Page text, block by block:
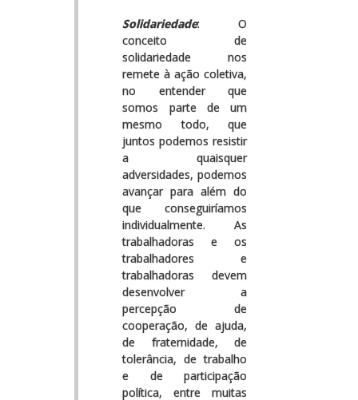
Solidariedade: O
conceito de
solidariedade nos
remete à ação coletiva,
no entender que
somos parte de um
mesmo todo, que
juntos podemos resistir
a quaisquer
adversidades, podemos
avançar para além do
que conseguiríamos
individualmente. As
trabalhadoras e os
trabalhadores e
trabalhadoras devem
desenvolver a
percepção de
cooperação, de ajuda,
de fraternidade, de
tolerância, de trabalho
e de participação
política, entre muitas